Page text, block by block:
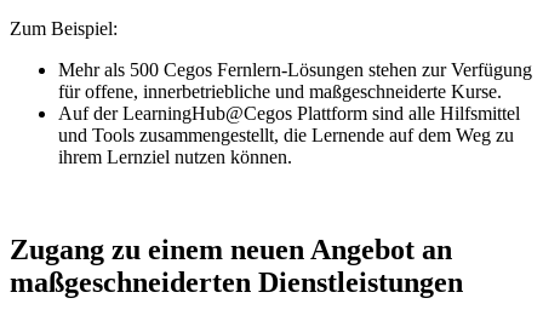
Zum Beispiel:
Mehr als 500 Cegos Fernlern-Lösungen stehen zur Verfügung
für offene, innerbetriebliche und maßgeschneiderte Kurse.
Auf der LearningHub@Cegos Plattform sind alle Hilfsmittel
und Tools zusammengestellt, die Lernende auf dem Weg zu
ihrem Lernziel nutzen können.
Zugang zu einem neuen Angebot an
maßgeschneiderten Dienstleistungen